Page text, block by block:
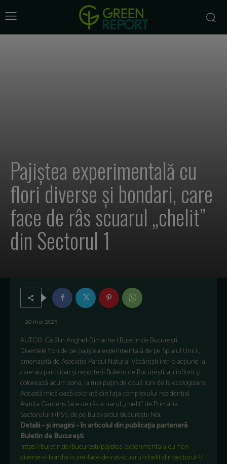
Pajiștea experimentală cu
flori diverse și bondari, care
face de râs scuarul „chelit”
din Sectorul 1
20 mai 2025
AUTOR: Cătălin Anghel-Dimache | Buletin de București
Diversele flori de pe pajiștea experimentală de pe Splaiul Unirii,
amenajată de Asociația Parcul Natural Văcărești într-o acțiune la
care au participat și reporterii Buletin de București, au înflorit și
colorează acum zona, la mai puțin de două luni de la ecologizare.
Această mică oază colorată din fața complexului rezidențial
Asmita Gardens face de râs scuarul „chelit” de Primăria
Sectorului 1 (PS1), de pe Bulevardul Bucureștii Noi.
Detalii – și imagini – în articolul din publicația parteneră
Buletin de București
https://buletin.de/bucuresti/pajistea-experimentala-cu-flori-
diverse-si-bondari-care-face-de-ras-scuarul-chelit-din-sectorul-1/